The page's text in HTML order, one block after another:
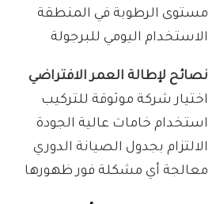
مستوى الرطوبة في المنطقة
الاستخدام اليومي للبرجولة
نصائح لإطالة العمر الافتراضي
اختيار شركة موثوقة للتركيب
استخدام خامات عالية الجودة
الالتزام بجدول الصيانة الدوري
معالجة أي مشكلة فور ظهورها